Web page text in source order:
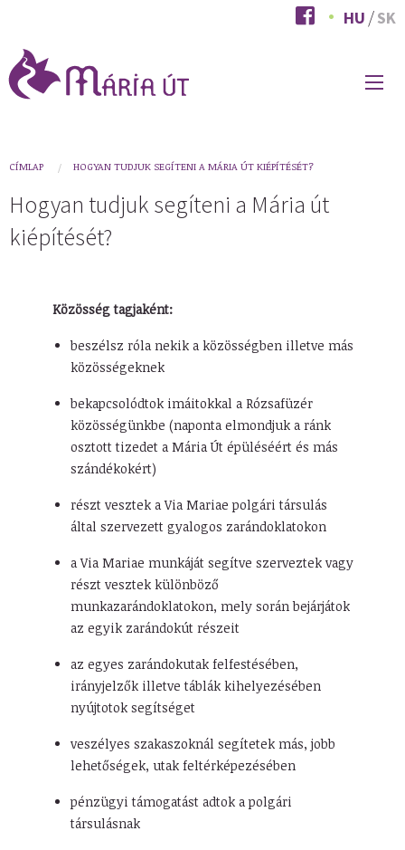
tartalomra
HU SK
You
are
here
CÍMLAP HOGYAN TUDJUK SEGÍTENI A MÁRIA ÚT KIÉPÍTÉSÉT?
Hogyan tudjuk segíteni a Mária út
kiépítését?
Közösség tagjaként:
beszélsz róla nekik a közösségben illetve más
közösségeknek
bekapcsolódtok imáitokkal a Rózsafüzér
közösségünkbe (naponta elmondjuk a ránk
osztott tizedet a Mária Út épüléséért és más
szándékokért)
részt vesztek a Via Mariae polgári társulás
által szervezett gyalogos zarándoklatokon
a Via Mariae munkáját segítve szerveztek vagy
részt vesztek különböző
munkazarándoklatokon, mely során bejárjátok
az egyik zarándokút részeit
az egyes zarándokutak felfestésében,
irányjelzők illetve táblák kihelyezésében
nyújtotok segítséget
veszélyes szakaszoknál segítetek más, jobb
lehetőségek, utak feltérképezésében
pénzügyi támogatást adtok a polgári
társulásnak